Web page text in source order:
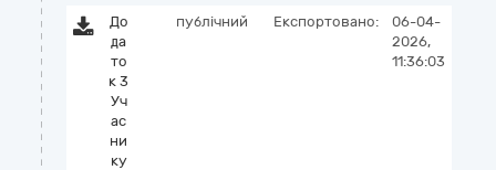
До
да
то
к 3
Уч
ас
ни
ку
публічний Експортовано:
06-04-
2026,
11:36:03